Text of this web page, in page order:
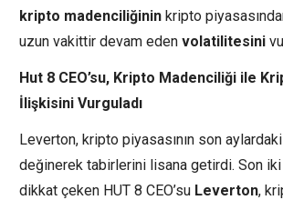
kripto madenciliğinin kripto
uzun vakittir devam eden volatilitesini
Hut 8 CEO’su, Kripto Madenciliği ile
İlişkisini Vurguladı
Leverton, kripto piyasasının son
değinerek tabirlerini lisana getirdi. Son iki
dikkat çeken HUT 8 CEO’su Leverton,